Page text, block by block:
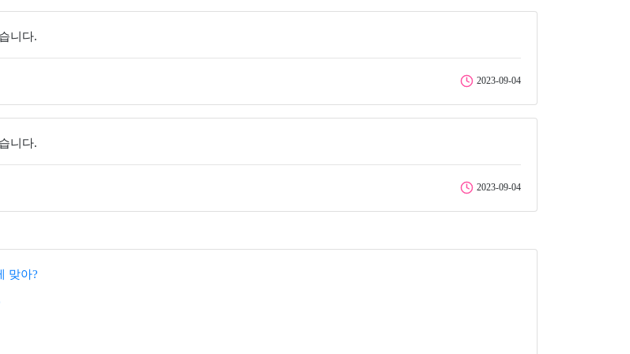
니다.
2023-09-04
니다.
2023-09-04
맞아?